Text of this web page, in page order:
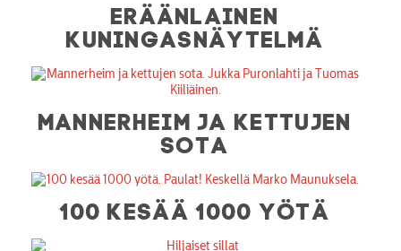
ERÄÄNLAINEN
KUNINGASNÄYTELMÄ
MANNERHEIM JA KETTUJEN
SOTA
100 KESÄÄ 1000 YÖTÄ